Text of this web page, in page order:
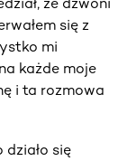
się z
mi
każde moje
i ta rozmowa
się